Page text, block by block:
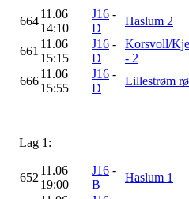
664
11.06
14:10
J16 -
D
Haslum 2
661
11.06
15:15
J16 -
D
Korsvoll/
- 2
666
11.06
15:55
J16 -
D
Lillestrøm
Lag 1:
652
11.06
19:00
J16 -
B
Haslum 1